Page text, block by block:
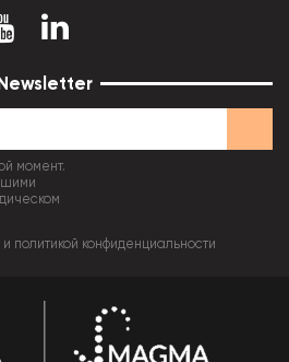
момент.
политикой конфиденциальности